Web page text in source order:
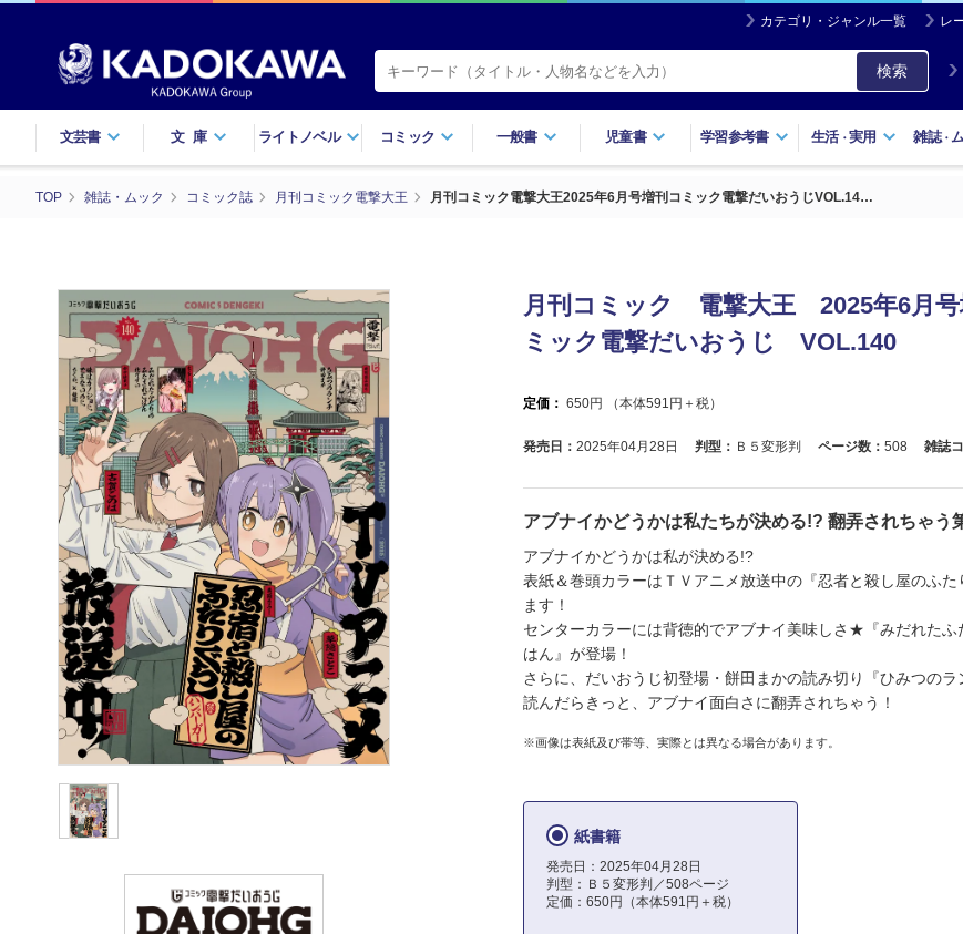
カテゴリ・ジャンル一覧 レ
検索
文芸書 文庫 ライトノベル コミック 一般書 児童書 学習参考書 生活・実用 雑誌・
TOP 雑誌・ムック コミック誌 月刊コミック電撃大王 月刊コミック電撃大王2025年6月号増刊コミック電撃だいおうじVOL.14…
月刊コミック 電撃大王 2025年6月
ミック電撃だいおうじ VOL.140
定価： 650円 （本体591 円＋税）
発売日： 2025年04月28日 判型： Ｂ５変形判 ページ数： 508 雑誌
アブナイかどうかは私たちが決める!? 翻弄されちゃう
アブナイかどうかは私が決める!?
表紙＆巻頭カラーはＴＶアニメ放送中の『忍者と殺し屋のふた
ます！
センターカラーには背徳的でアブナイ美味しさ★『みだれたふ
はん』が登場！
さらに、だいおうじ初登場・餅田まかの読み切り『ひみつのラ
読んだらきっと、アブナイ面白さに翻弄されちゃう！
※画像は表紙及び帯等、実際とは異なる場合があります。
紙書籍
発売日：2025年04月28日
判型：Ｂ５変形判／508ページ
定価：650円（本体591円＋税）